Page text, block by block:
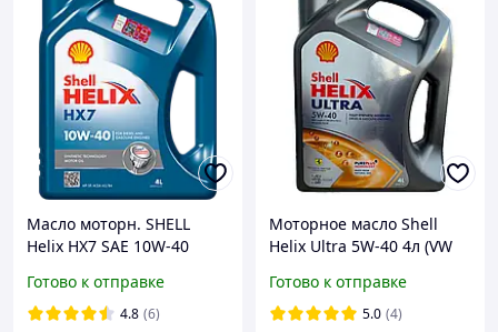
Масло моторн. SHELL
Helix HX7 SAE 10W-40
4107456
Готово к отправке
4.8 (6)
Моторное масло Shell
Helix Ultra 5W-40 4л (VW
Готово к отправке
5.0 (4)